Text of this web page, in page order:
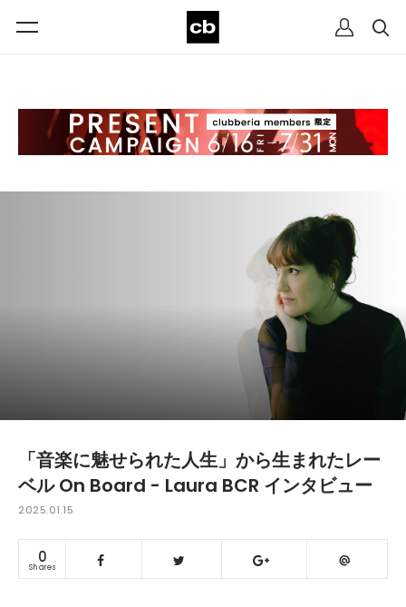
「音楽に魅せられた人生」から生まれたレー
ベル On Board - Laura BCR インタビュー
2025.01.15
0
Shares